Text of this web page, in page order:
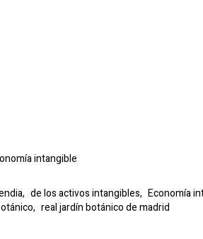
intangible
de los activos intangibles, Economía
real jardín botánico de madrid